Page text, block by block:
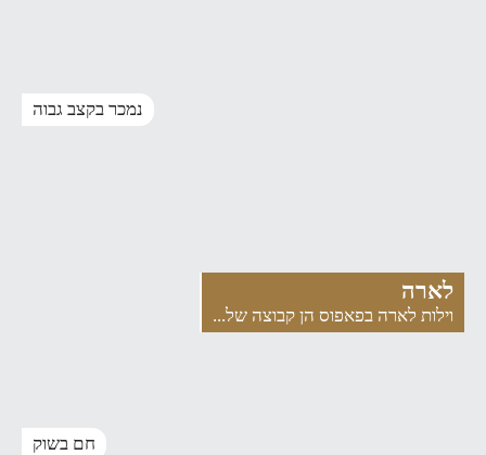
לארה
וילות לארה בפאפוס הן קבוצה של...
נמכר בקצב גבוה
חם בשוק